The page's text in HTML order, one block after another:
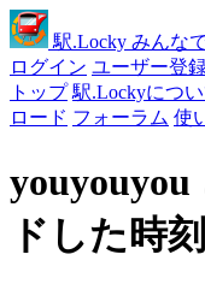
駅.Locky みんな
ログイン ユーザー登
トップ 駅.Lockyにつ
ロード フォーラム 使
ドした時